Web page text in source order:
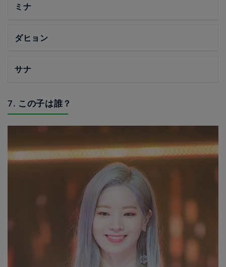
ミナ
ダヒョン
サナ
7. この子は誰？